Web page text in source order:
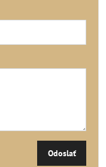
Odoslať